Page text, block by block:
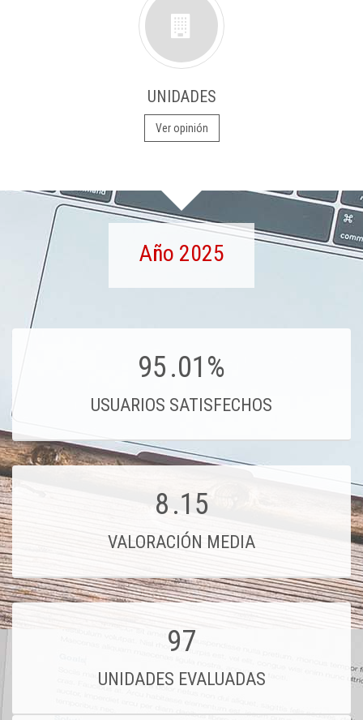
UNIDADES
Ver opinión
Año 2025
95.01%
USUARIOS SATISFECHOS
8.15
VALORACIÓN MEDIA
97
UNIDADES EVALUADAS